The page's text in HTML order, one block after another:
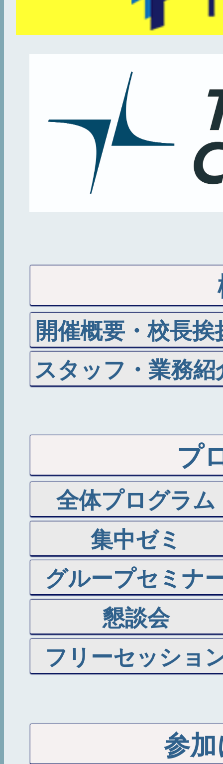
開催概要・校長挨
スタッフ・業務紹
プ
全体プログラム
集中ゼミ
グループセミナ
懇談会
フリーセッショ
参